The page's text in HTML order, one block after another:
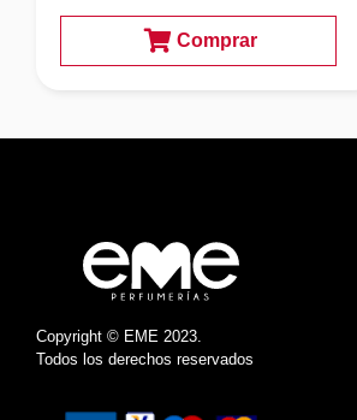
Comprar
Copyright © EME 2023.
Todos los derechos reservados